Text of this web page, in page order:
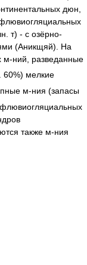
дюн,
т) - c озёрно-
(Аникщяй). Ha
м-ний, разведанные
60%) мелкие
м-ния (запасы
также м-ния